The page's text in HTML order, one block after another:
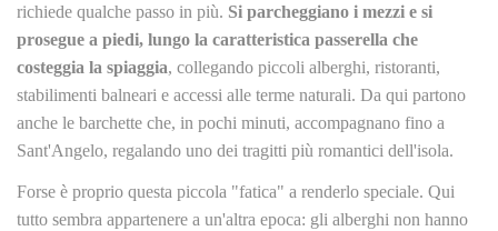
richiede qualche passo in più. Si parcheggiano i mezzi e si
prosegue a piedi, lungo la caratteristica passerella che
costeggia la spiaggia, collegando piccoli alberghi, ristoranti,
stabilimenti balneari e accessi alle terme naturali. Da qui partono
anche le barchette che, in pochi minuti, accompagnano fino a
Sant'Angelo, regalando uno dei tragitti più romantici dell'isola.
Forse è proprio questa piccola "fatica" a renderlo speciale. Qui
tutto sembra appartenere a un'altra epoca: gli alberghi non hanno